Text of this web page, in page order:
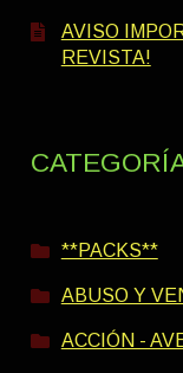
AVISO
REVISTA!
**PACKS**
ABUSO Y
ACCIÓN -